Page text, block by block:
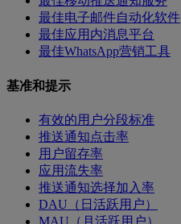
最佳电子邮件自动化软件
最佳应用内消息平台
最佳WhatsApp营销工具
基准和提示
有效的用户分段标准
推送通知点击率
用户留存率
应用流失率
推送通知选择加入率
DAU（日活跃用户）